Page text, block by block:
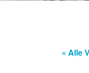
« Alle